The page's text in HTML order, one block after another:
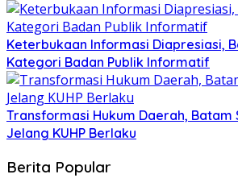
Keterbukaan Informasi Diapresiasi,
Kategori Badan Publik Informatif
Transformasi Hukum Daerah, Batam
Jelang KUHP Berlaku
Berita Popular